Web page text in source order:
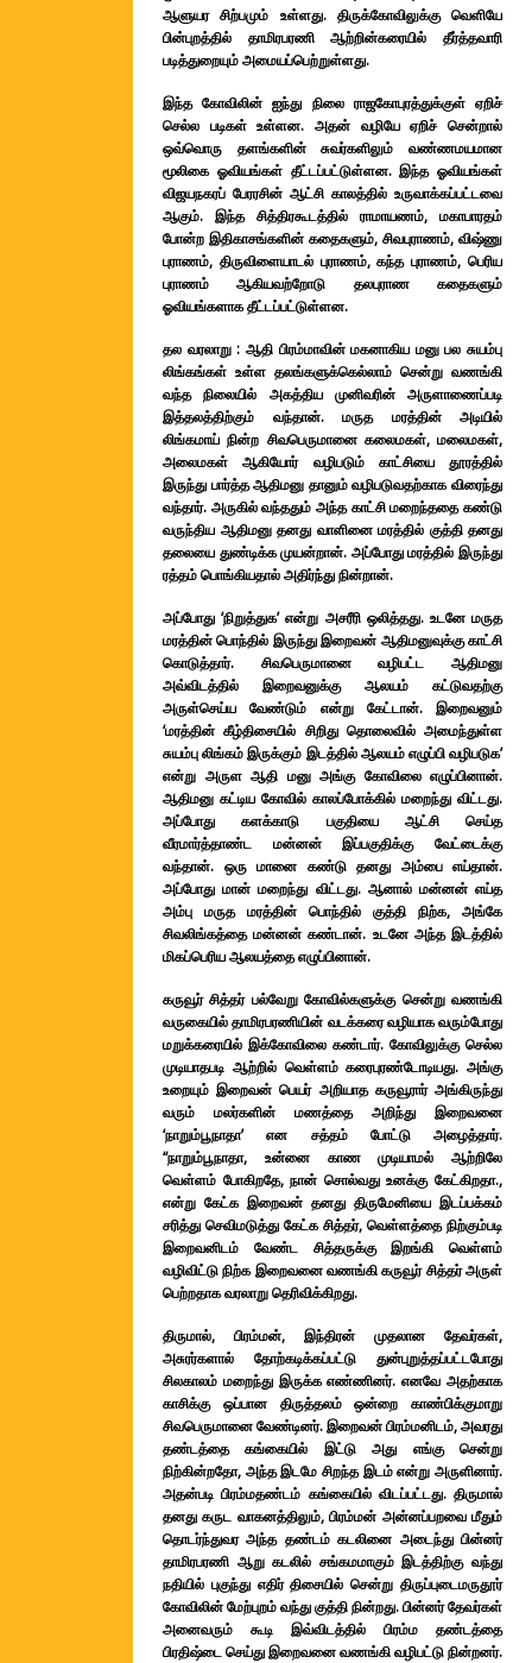
ஆளுயர சிற்பமும் உள்ளது. திருக்கோவிலுக்கு வெளியே
பின்புறத்தில் தாமிரபரணி ஆற்றின்கரையில் தீர்த்தவாரி
படித்துறையும் அமையப்பெற்றுள்ளது.
இந்த கோவிலின் ஐந்து நிலை ராஜகோபுரத்துக்குள் ஏறிச்
செல்ல படிகள் உள்ளன. அதன் வழியே ஏறிச் சென்றால்
ஒவ்வொரு தளங்களின் சுவர்களிலும் வண்ணமயமான
மூலிகை ஓவியங்கள் தீட்டப்பட்டுள்ளன. இந்த ஓவியங்கள்
விஜயநகரப் பேரரசின் ஆட்சி காலத்தில் உருவாக்கப்பட்டவை
ஆகும். இந்த சித்திரகூடத்தில் ராமாயணம், மகாபாரதம்
போன்ற இதிகாசங்களின் கதைகளும், சிவபுராணம், விஷ்ணு
புராணம், திருவிளையாடல் புராணம், கந்த புராணம், பெரிய
புராணம் ஆகியவற்றோடு தலபுராண கதைகளும்
ஓவியங்களாக தீட்டப்பட்டுள்ளன.
தல வரலாறு : ஆதி பிரம்மாவின் மகனாகிய மனு பல சுயம்பு
லிங்கங்கள் உள்ள தலங்களுக்கெல்லாம் சென்று வணங்கி
வந்த நிலையில் அகத்திய முனிவரின் அருளாணைப்படி
இத்தலத்திற்கும் வந்தான். மருத மரத்தின் அடியில்
லிங்கமாய் நின்ற சிவபெருமானை கலைமகள், மலைமகள்,
அலைமகள் ஆகியோர் வழிபடும் காட்சியை தூரத்தில்
இருந்து பார்த்த ஆதிமனு தானும் வழிபடுவதற்காக விரைந்து
வந்தார். அருகில் வந்ததும் அந்த காட்சி மறைந்ததை கண்டு
வருந்திய ஆதிமனு தனது வாளினை மரத்தில் குத்தி தனது
தலையை துண்டிக்க முயன்றான். அப்போது மரத்தில் இருந்து
ரத்தம் பொங்கியதால் அதிர்ந்து நின்றான்.
அப்போது ‘நிறுத்துக’ என்று அசரீரி ஒலித்தது. உடனே மருத
மரத்தின் பொந்தில் இருந்து இறைவன் ஆதிமனுவுக்கு காட்சி
கொடுத்தார். சிவபெருமானை வழிபட்ட ஆதிமனு
அவ்விடத்தில் இறைவனுக்கு ஆலயம் கட்டுவதற்கு
அருள்செய்ய வேண்டும் என்று கேட்டான். இறைவனும்
‘மரத்தின் கீழ்திசையில் சிறிது தொலைவில் அமைந்துள்ள
சுயம்பு லிங்கம் இருக்கும் இடத்தில் ஆலயம் எழுப்பி வழிபடுக’
என்று அருள ஆதி மனு அங்கு கோவிலை எழுப்பினான்.
ஆதிமனு கட்டிய கோவில் காலப்போக்கில் மறைந்து விட்டது.
அப்போது களக்காடு பகுதியை ஆட்சி செய்த
வீரமார்த்தாண்ட மன்னன் இப்பகுதிக்கு வேட்டைக்கு
வந்தான். ஒரு மானை கண்டு தனது அம்பை எய்தான்.
அப்போது மான் மறைந்து விட்டது. ஆனால் மன்னன் எய்த
அம்பு மருத மரத்தின் பொந்தில் குத்தி நிற்க, அங்கே
சிவலிங்கத்தை மன்னன் கண்டான். உடனே அந்த இடத்தில்
மிகப்பெரிய ஆலயத்தை எழுப்பினான்.
கருவூர் சித்தர் பல்வேறு கோவில்களுக்கு சென்று வணங்கி
வருகையில் தாமிரபரணியின் வடக்கரை வழியாக வரும்போது
மறுக்கரையில் இக்கோவிலை கண்டார். கோவிலுக்கு செல்ல
முடியாதபடி ஆற்றில் வெள்ளம் கரைபுரண்டோடியது. அங்கு
உறையும் இறைவன் பெயர் அறியாத கருவூரார் அங்கிருந்து
வரும் மலர்களின் மணத்தை அறிந்து இறைவனை
‘நாறும்பூநாதா’ என சத்தம் போட்டு அழைத்தார்.
“நாறும்பூநாதா, உன்னை காண முடியாமல் ஆற்றிலே
வெள்ளம் போகிறதே, நான் சொல்வது உனக்கு கேட்கிறதா.,
என்று கேட்க இறைவன் தனது திருமேனியை இடப்பக்கம்
சரித்து செவிமடுத்து கேட்க சித்தர், வெள்ளத்தை நிற்கும்படி
இறைவனிடம் வேண்ட சித்தருக்கு இறங்கி வெள்ளம்
வழிவிட்டு நிற்க இறைவனை வணங்கி கருவூர் சித்தர் அருள்
பெற்றதாக வரலாறு தெரிவிக்கிறது.
திருமால், பிரம்மன், இந்திரன் முதலான தேவர்கள்,
அசுரர்களால் தோற்கடிக்கப்பட்டு துன்புறுத்தப்பட்டபோது
சிலகாலம் மறைந்து இருக்க எண்ணினர். எனவே அதற்காக
காசிக்கு ஒப்பான திருத்தலம் ஒன்றை காண்பிக்குமாறு
சிவபெருமானை வேண்டினர். இறைவன் பிரம்மனிடம், அவரது
தண்டத்தை கங்கையில் இட்டு அது எங்கு சென்று
நிற்கின்றதோ, அந்த இடமே சிறந்த இடம் என்று அருளினார்.
அதன்படி பிரம்மதண்டம் கங்கையில் விடப்பட்டது. திருமால்
தனது கருட வாகனத்திலும், பிரம்மன் அன்னப்பறவை மீதும்
தொடர்ந்துவர அந்த தண்டம் கடலினை அடைந்து பின்னர்
தாமிரபரணி ஆறு கடலில் சங்கமமாகும் இடத்திற்கு வந்து
நதியில் புகுந்து எதிர் திசையில் சென்று திருப்புடைமருதூர்
கோவிலின் மேற்புறம் வந்து குத்தி நின்றது. பின்னர் தேவர்கள்
அனைவரும் கூடி இவ்விடத்தில் பிரம்ம தண்டத்தை
பிரதிஷ்டை செய்து இறைவனை வணங்கி வழிபட்டு நின்றனர்.